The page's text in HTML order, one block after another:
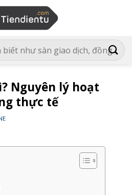
Nguyên lý hoạt
thực tế